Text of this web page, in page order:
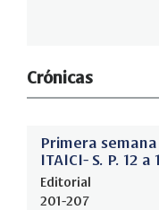
Crónicas
Primera
ITAICI- S. P. 12
Editorial
201-207